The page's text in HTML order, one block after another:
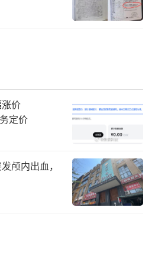
价
定价
颅内出血，